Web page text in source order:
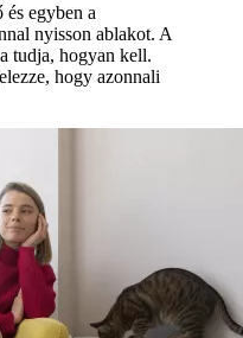
és egyben a
nyisson ablakot. A
tudja, hogyan kell.
hogy azonnali